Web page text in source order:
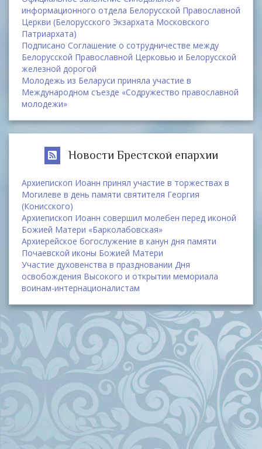
информационного отдела Белорусской Православной
Церкви (Белорусского Экзархата Московского
Патриархата)
Подписано Соглашение о сотрудничестве между
Белорусской Православной Церковью и Белорусской
железной дорогой
Молодежь из Беларуси приняла участие в
Международном съезде «Содружество православной
молодежи»
Новости Брестской епархии
Архиепископ Иоанн принял участие в торжествах в
Могилеве в день памяти святителя Георгия
(Конисского)
Архиепископ Иоанн совершил молебен перед иконой
Божией Матери «Барколабовская»
Архиерейское богослужение в канун дня памяти
Почаевской иконы Божией Матери
Участие духовенства в праздновании Дня
освобождения Высокого и открытии мемориала
воинам-интернационалистам